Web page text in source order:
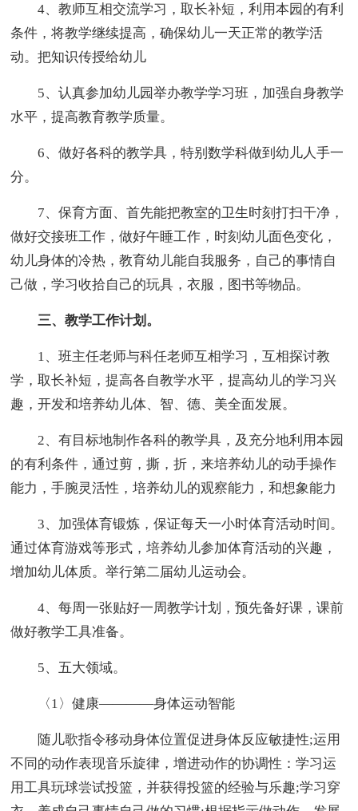
4、教师互相交流学习，取长补短，利用本园的有利
条件，将教学继续提高，确保幼儿一天正常的教学活
动。把知识传授给幼儿
5、认真参加幼儿园举办教学学习班，加强自身教学
水平，提高教育教学质量。
6、做好各科的教学具，特别数学科做到幼儿人手一
分。
7、保育方面、首先能把教室的卫生时刻打扫干净，
做好交接班工作，做好午睡工作，时刻幼儿面色变化，
幼儿身体的冷热，教育幼儿能自我服务，自己的事情自
己做，学习收拾自己的玩具，衣服，图书等物品。
三、教学工作计划。
1、班主任老师与科任老师互相学习，互相探讨教
学，取长补短，提高各自教学水平，提高幼儿的学习兴
趣，开发和培养幼儿体、智、德、美全面发展。
2、有目标地制作各科的教学具，及充分地利用本园
的有利条件，通过剪，撕，折，来培养幼儿的动手操作
能力，手腕灵活性，培养幼儿的观察能力，和想象能力
3、加强体育锻炼，保证每天一小时体育活动时间。
通过体育游戏等形式，培养幼儿参加体育活动的兴趣，
增加幼儿体质。举行第二届幼儿运动会。
4、每周一张贴好一周教学计划，预先备好课，课前
做好教学工具准备。
5、五大领域。
〈1〉健康————身体运动智能
随儿歌指令移动身体位置促进身体反应敏捷性;运用
不同的动作表现音乐旋律，增进动作的协调性：学习运
用工具玩球尝试投篮，并获得投篮的经验与乐趣;学习穿